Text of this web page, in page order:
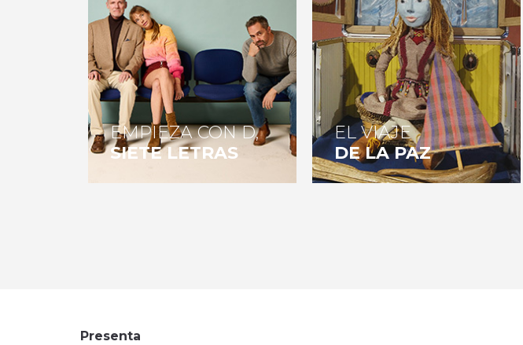
EMPIEZA CON D,
SIETE LETRAS
EL VIAJE
DE LA PAZ
Presenta